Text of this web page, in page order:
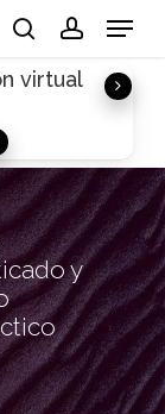
Menu
virtual
y